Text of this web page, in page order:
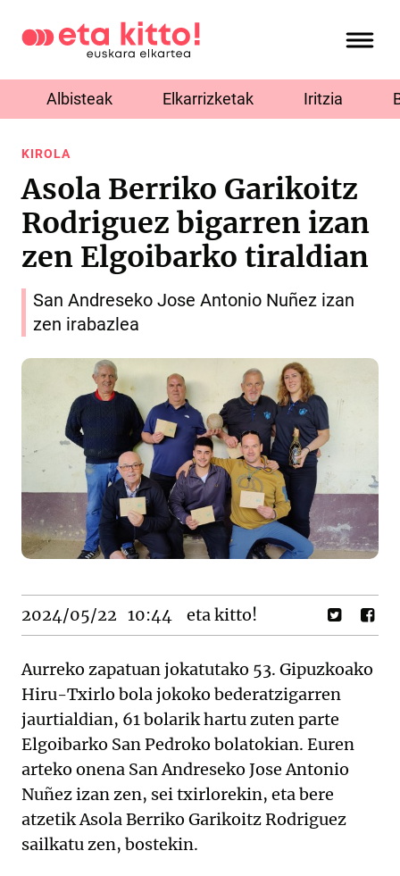
Albisteak Elkarrizketak Iritzia
KIROLA
Asola Berriko Garikoitz
Rodriguez bigarren izan
zen Elgoibarko tiraldian
San Andreseko Jose Antonio Nuñez izan
zen irabazlea
2024/05/22 10:44 eta kitto!
Aurreko zapatuan jokatutako 53. Gipuzkoako
Hiru-Txirlo bola jokoko bederatzigarren
jaurtialdian, 61 bolarik hartu zuten parte
Elgoibarko San Pedroko bolatokian. Euren
arteko onena San Andreseko Jose Antonio
Nuñez izan zen, sei txirlorekin, eta bere
atzetik Asola Berriko Garikoitz Rodriguez
sailkatu zen, bostekin.